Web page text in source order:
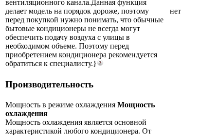
вентиляционного канала.Данная функция
делает модель на порядок дороже, поэтому
перед покупкой нужно понимать, что обычные
бытовые кондиционеры не всегда могут
обеспечить подачу воздуха с улицы в
необходимом объеме. Поэтому перед
приобретением кондиционера рекомендуется
обратиться к специалисту.}
нет
Производительность
Мощность в режиме охлаждения Мощность
охлаждения
Мощность охлаждения является основной
характеристикой любого кондиционера. От